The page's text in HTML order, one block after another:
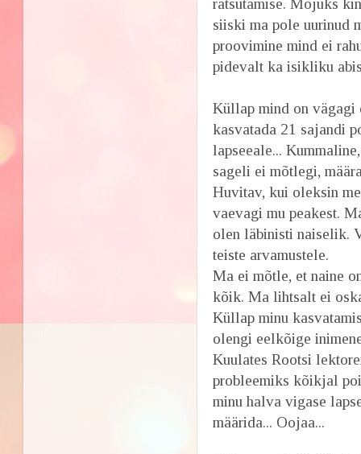
ratsutamise. Mõjuks
siiski ma pole uurinud
proovimine mind ei
pidevalt ka isikliku
Küllap mind on vägagi
kasvatada 21 sajandi
lapseeale...
sageli ei mõtlegi,
Huvitav, kui oleksin
vaevagi mu peakest.
olen läbinisti naiselik.
teiste arvamustele.
Ma ei mõtle, et naine
kõik. Ma lihtsalt ei
Küllap minu
olengi eelkõige
Kuulates Rootsi
probleemiks kõikjal
minu halva vigase
määrida... Oojaa...